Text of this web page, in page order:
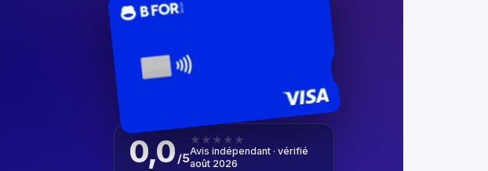
0,0 /5
★ ★ ★ ★ ★
Avis indépendant · vérifié
août 2026